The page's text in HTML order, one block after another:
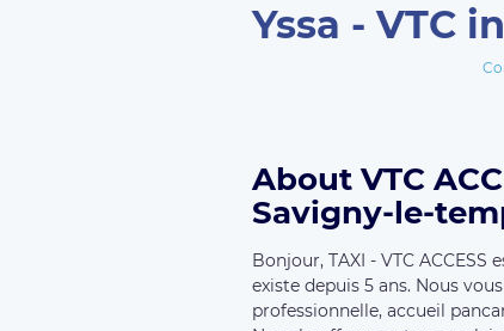
Yssa - VTC
About VTC
Savigny-le-
Bonjour, TAXI - VTC ACCESS
existe depuis 5 ans. Nous
professionnelle, accueil